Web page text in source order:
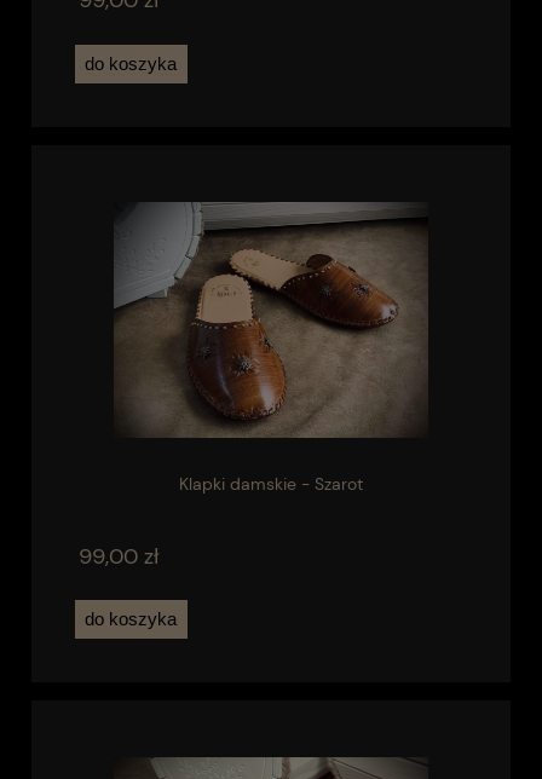
do koszyka
Klapki damskie - Szarot
99,00 zł
do koszyka